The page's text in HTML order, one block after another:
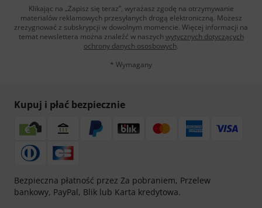
Klikając na „Zapisz się teraz”, wyrażasz zgodę na otrzymywanie
materialów reklamowych przesyłanych drogą elektroniczną. Możesz
zrezygnować z subskrypcji w dowolnym momencie. Więcej informacji na
temat newslettera można znaleźć w naszych wytycznych dotyczących
ochrony danych ososbowych.
* Wymagany
Kupuj i płać bezpiecznie
Bezpieczna płatność przez Za pobraniem, Przelew
bankowy, PayPal, Blik lub Karta kredytowa.